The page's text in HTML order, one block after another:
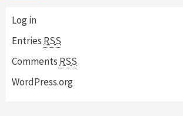
Log in
Entries RSS
Comments RSS
WordPress.org